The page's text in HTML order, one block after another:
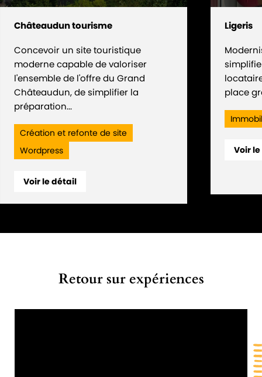
Châteaudun tourisme
Concevoir un site touristique
moderne capable de valoriser
l'ensemble de l'offre du Grand
Châteaudun, de simplifier la
préparation...
Création et refonte de site
Wordpress
Voir le détail
Ligeris
place
Voir
Retour sur expériences